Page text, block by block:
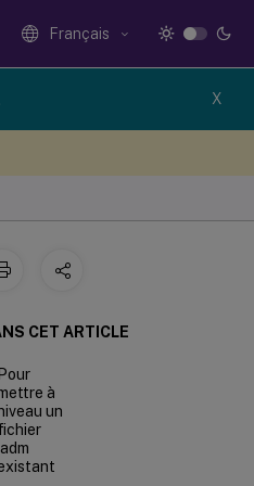
Français
X
CET ARTICLE
Pour
à
un